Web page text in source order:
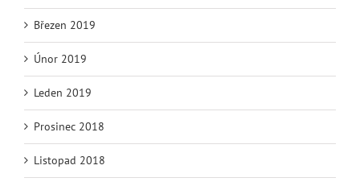
Březen 2019
Únor 2019
Leden 2019
Prosinec 2018
Listopad 2018